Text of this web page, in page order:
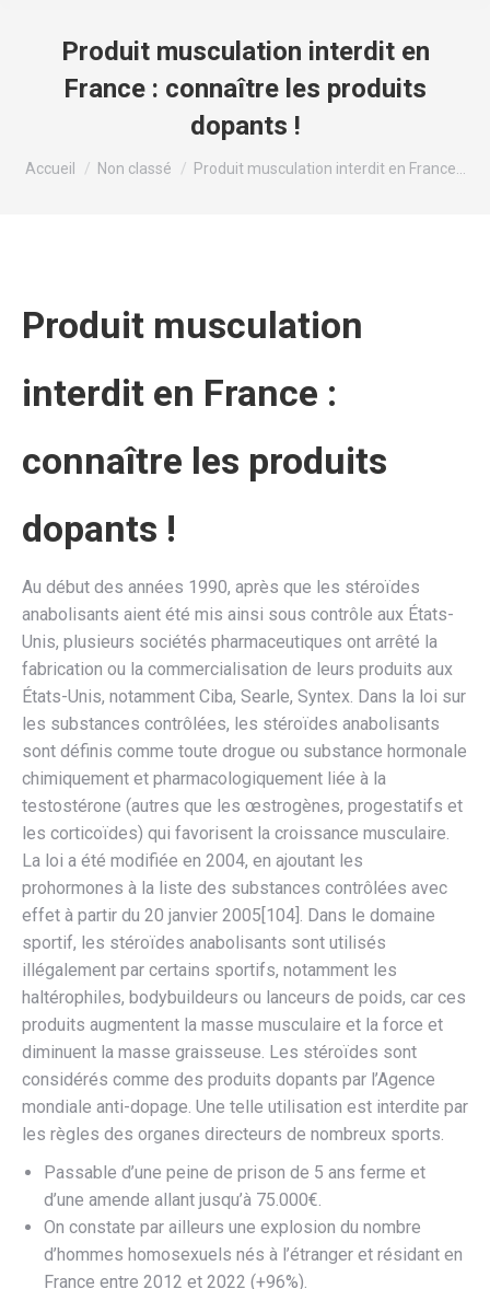
Produit musculation interdit en
France : connaître les produits
dopants !
Vous êtes ici :
Accueil Non classé Produit musculation interdit en France…
Produit musculation
interdit en France :
connaître les produits
dopants !
Au début des années 1990, après que les stéroïdes
anabolisants aient été mis ainsi sous contrôle aux États-
Unis, plusieurs sociétés pharmaceutiques ont arrêté la
fabrication ou la commercialisation de leurs produits aux
États-Unis, notamment Ciba, Searle, Syntex. Dans la loi sur
les substances contrôlées, les stéroïdes anabolisants
sont définis comme toute drogue ou substance hormonale
chimiquement et pharmacologiquement liée à la
testostérone (autres que les œstrogènes, progestatifs et
les corticoïdes) qui favorisent la croissance musculaire.
La loi a été modifiée en 2004, en ajoutant les
prohormones à la liste des substances contrôlées avec
effet à partir du 20 janvier 2005[104]. Dans le domaine
sportif, les stéroïdes anabolisants sont utilisés
illégalement par certains sportifs, notamment les
haltérophiles, bodybuildeurs ou lanceurs de poids, car ces
produits augmentent la masse musculaire et la force et
diminuent la masse graisseuse. Les stéroïdes sont
considérés comme des produits dopants par l’Agence
mondiale anti-dopage. Une telle utilisation est interdite par
les règles des organes directeurs de nombreux sports.
Passable d’une peine de prison de 5 ans ferme et
d’une amende allant jusqu’à 75.000€.
On constate par ailleurs une explosion du nombre
d’hommes homosexuels nés à l’étranger et résidant en
France entre 2012 et 2022 (+96%).